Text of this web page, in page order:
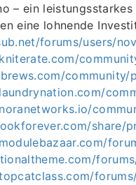
– ein
eine lohnende
forums/users/
share/